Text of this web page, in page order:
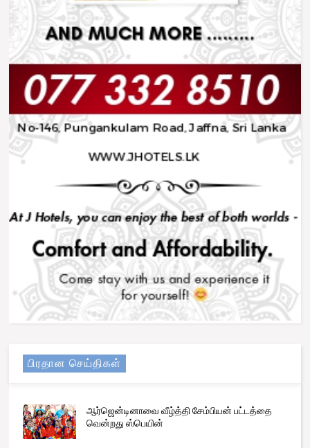
பிரதான செய்திகள்
ஆர்ஜென்டினாவை வீழ்த்தி சேம்பியன் பட்டத்தை
வென்றது ஸ்பெயின்